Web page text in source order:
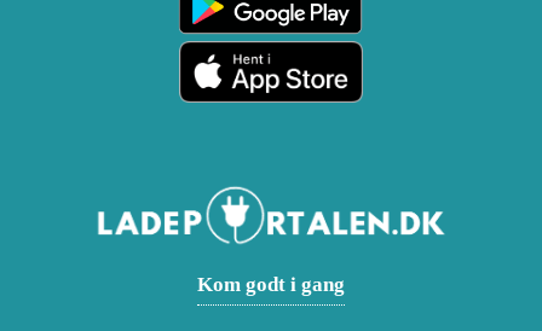
Kom godt i gang